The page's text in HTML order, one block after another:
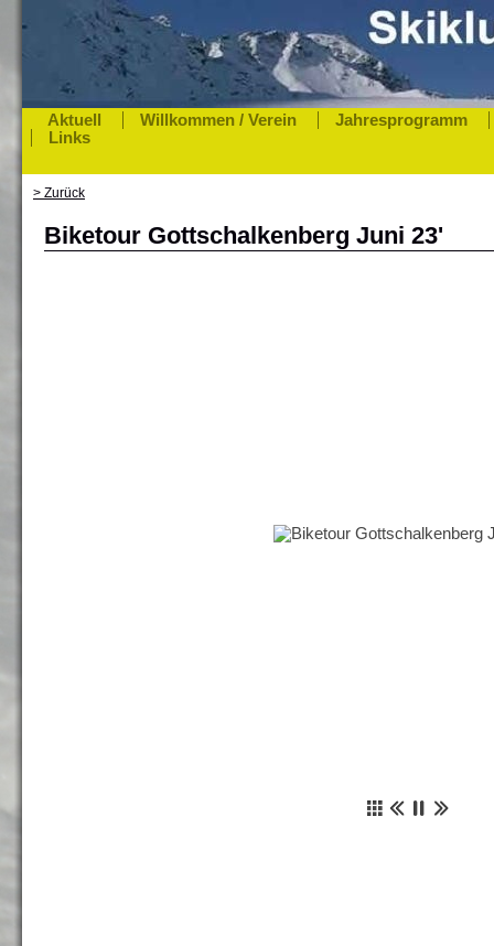
Aktuell Willkommen / Verein
Jahresprogramm
Links
> Zurück
Biketour Gottschalkenberg Juni 23'